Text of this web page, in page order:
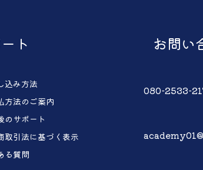
ト
込み方法
方法のご案内
のサポート
取引法に基づく表示
る質問
お問い
080-2533-